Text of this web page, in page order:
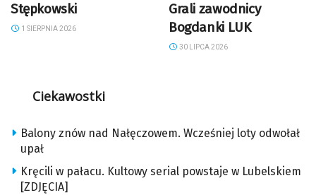
Stępkowski
1 SIERPNIA 2026
Grali zawodnicy
Bogdanki LUK
30 LIPCA 2026
Ciekawostki
Balony znów nad Nałęczowem. Wcześniej loty odwołał
upał
Kręcili w pałacu. Kultowy serial powstaje w Lubelskiem
[ZDJĘCIA]